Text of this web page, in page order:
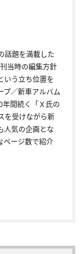
話題を満載した
当時の編集方針
いう立ち位置を
プ／新車アルバム
間続く「Ｘ氏の
を受けながら新
人気の企画とな
ページ数で紹介